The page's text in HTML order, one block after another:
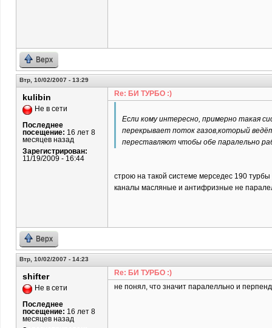
Верх
Втр, 10/02/2007 - 13:29
kulibin
Не в сети
Последнее
посещение: 16 лет 8
месяцев назад
Зарегистрирован:
11/19/2009 - 16:44
Re: БИ ТУРБО :)
Если кому интересно, примерно такая
перекрывает поток газов,который
переставляют чтобы обе паралельно
строю на такой системе мерседес 190 турбы
каналы масляные и антифризные не
Верх
Втр, 10/02/2007 - 14:23
shifter
Не в сети
Последнее
посещение: 16 лет 8
месяцев назад
Re: БИ ТУРБО :)
не понял, что значит паралелльно и